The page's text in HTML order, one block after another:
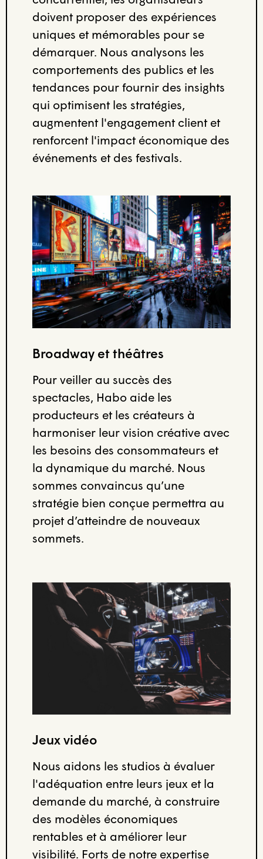
doivent proposer des expériences
uniques et mémorables pour se
démarquer. Nous analysons les
comportements des publics et les
tendances pour fournir des insights
qui optimisent les stratégies,
augmentent l'engagement client et
renforcent l'impact économique des
événements et des festivals.
Broadway et théâtres
Pour veiller au succès des
spectacles, Habo aide les
producteurs et les créateurs à
harmoniser leur vision créative avec
les besoins des consommateurs et
la dynamique du marché. Nous
sommes convaincus qu’une
stratégie bien conçue permettra au
projet d’atteindre de nouveaux
sommets.
Jeux vidéo
Nous aidons les studios à évaluer
l'adéquation entre leurs jeux et la
demande du marché, à construire
des modèles économiques
rentables et à améliorer leur
visibilité. Forts de notre expertise